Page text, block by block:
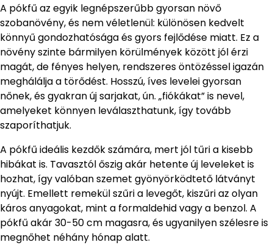
A pókfű az egyik legnépszerűbb gyorsan növő
szobanövény, és nem véletlenül: különösen kedvelt
könnyű gondozhatósága és gyors fejlődése miatt. Ez a
növény szinte bármilyen körülmények között jól érzi
magát, de fényes helyen, rendszeres öntözéssel igazán
meghálálja a törődést. Hosszú, íves levelei gyorsan
nőnek, és gyakran új sarjakat, ún. „fiókákat” is nevel,
amelyeket könnyen leválaszthatunk, így tovább
szaporíthatjuk.
A pókfű ideális kezdők számára, mert jól tűri a kisebb
hibákat is. Tavasztól őszig akár hetente új leveleket is
hozhat, így valóban szemet gyönyörködtető látványt
nyújt. Emellett remekül szűri a levegőt, kiszűri az olyan
káros anyagokat, mint a formaldehid vagy a benzol. A
pókfű akár 30-50 cm magasra, és ugyanilyen szélesre is
megnőhet néhány hónap alatt.